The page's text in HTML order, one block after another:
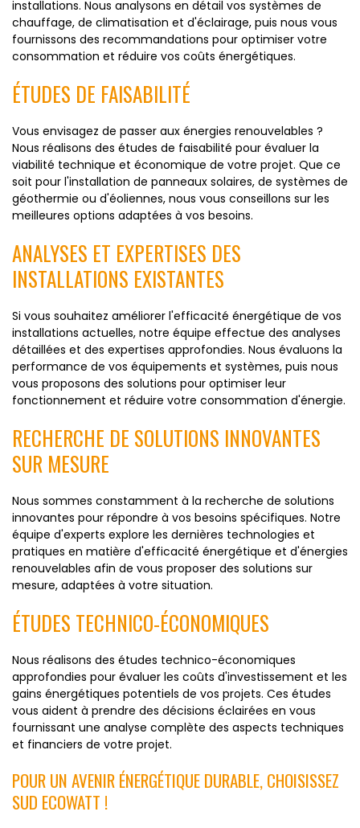
installations. Nous analysons en détail vos systèmes de
chauffage, de climatisation et d'éclairage, puis nous vous
fournissons des recommandations pour optimiser votre
consommation et réduire vos coûts énergétiques.
ÉTUDES DE FAISABILITÉ
Vous envisagez de passer aux énergies renouvelables ?
Nous réalisons des études de faisabilité pour évaluer la
viabilité technique et économique de votre projet. Que ce
soit pour l'installation de panneaux solaires, de systèmes de
géothermie ou d'éoliennes, nous vous conseillons sur les
meilleures options adaptées à vos besoins.
ANALYSES ET EXPERTISES DES
INSTALLATIONS EXISTANTES
Si vous souhaitez améliorer l'efficacité énergétique de vos
installations actuelles, notre équipe effectue des analyses
détaillées et des expertises approfondies. Nous évaluons la
performance de vos équipements et systèmes, puis nous
vous proposons des solutions pour optimiser leur
fonctionnement et réduire votre consommation d'énergie.
RECHERCHE DE SOLUTIONS INNOVANTES
SUR MESURE
Nous sommes constamment à la recherche de solutions
innovantes pour répondre à vos besoins spécifiques. Notre
équipe d'experts explore les dernières technologies et
pratiques en matière d'efficacité énergétique et d'énergies
renouvelables afin de vous proposer des solutions sur
mesure, adaptées à votre situation.
ÉTUDES TECHNICO-ÉCONOMIQUES
Nous réalisons des études technico-économiques
approfondies pour évaluer les coûts d'investissement et les
gains énergétiques potentiels de vos projets. Ces études
vous aident à prendre des décisions éclairées en vous
fournissant une analyse complète des aspects techniques
et financiers de votre projet.
POUR UN AVENIR ÉNERGÉTIQUE DURABLE, CHOISISSEZ
SUD ECOWATT !